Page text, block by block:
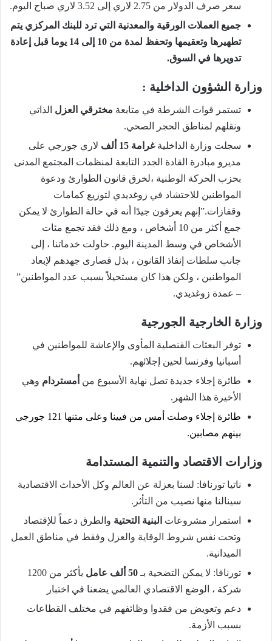
سعر صرف الدولار من 2.75 لاري إلى 3.52 لاري صباح اليوم.
جميع العملات الورقية والمعدنية التي ترد للبنك المركزي يتم
تطهيرها وتعقيمها وتحفظ لمدة من 10 إلى 14 يوما قبل إعادة
تدويرها في السوق.
وزارة الشؤون الداخلية :
تستمر قوات الشرطة في متابعة مخترقي العزل الذاتي
ونقلهم لمناطق الحجر الصحي.
سجلت وزارة الداخليةغرامة 15 ألف
لاري جورجي على
مديرو مبادرة القادة الجدد التابعة لمنظمات المجتمع المدنى
بحزب الحركة الوطنية ،لخرق قانون الطوارئ ودعوة
المواطنين للاحتشاد في زوغديدي لتوزيع كمامات
وقفازات.”إنهم يعرفون جيدًا أنه في حالة الطوارئ لا يمكن
جمع أكثر من 10 أشخاص ، ومع ذلك فقد تجمع مئات
الأشخاص في وسط المدينة اليوم. حاولت خدماتنا ، إلى
جانب سلطات إنفاذ القانون ، بذل قصارى جهدهم لإبعاد
المواطنين ، ولكن هذا كان مستحيلاً بسبب عدد المواطنين”
– عمدة زوغديدي.
وزارة الخارجية الجورجية
توفر البعثات القنصلية المأوى والإعاشة للمواطنين في
أسبانيا وفرنسا لحين إجلائهم.
طائرة إجلاء جديدة تصل نهاية الأسبوع من أمستردام وهي
الأخيرة هذا الشهر.
طائرة إجلاء وصلت أمس من فيينا وعلى متنها 121 جورجي
بينهم مصابين.
وزارات الاقتصاد والتنمية المستدامة
ناتيا تورنافا: لسنا بعزلة عن العالم وكل الأحداث الاقتصادية
سينالنا منها نصيب من التأثر.
استمرار مشروعات البنية التحتية والطرق دعماً للإقتصاد
وتحت نفس شروط الوقاية والعزل وفقط في مناطق العمل
الميدانية.
تورنافا: لا يمكن التضحية بـ 50 ألف عامل
بأكثر من 1200
شركة ، الوضع الاقتصادي العالمي يضعنا في اختبار
دعم وتعويض من فقدوا وظائفهم في مختلف القطاعات
بسبب الأزمة.